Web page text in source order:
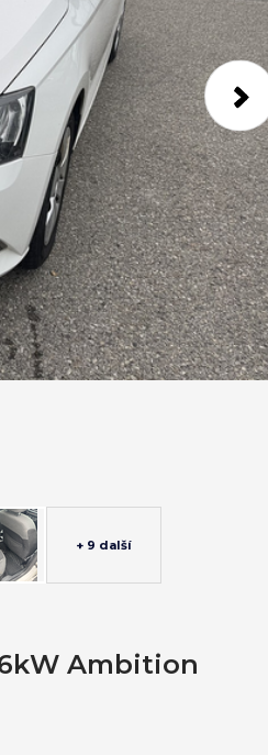
+ 9 další
Ambition